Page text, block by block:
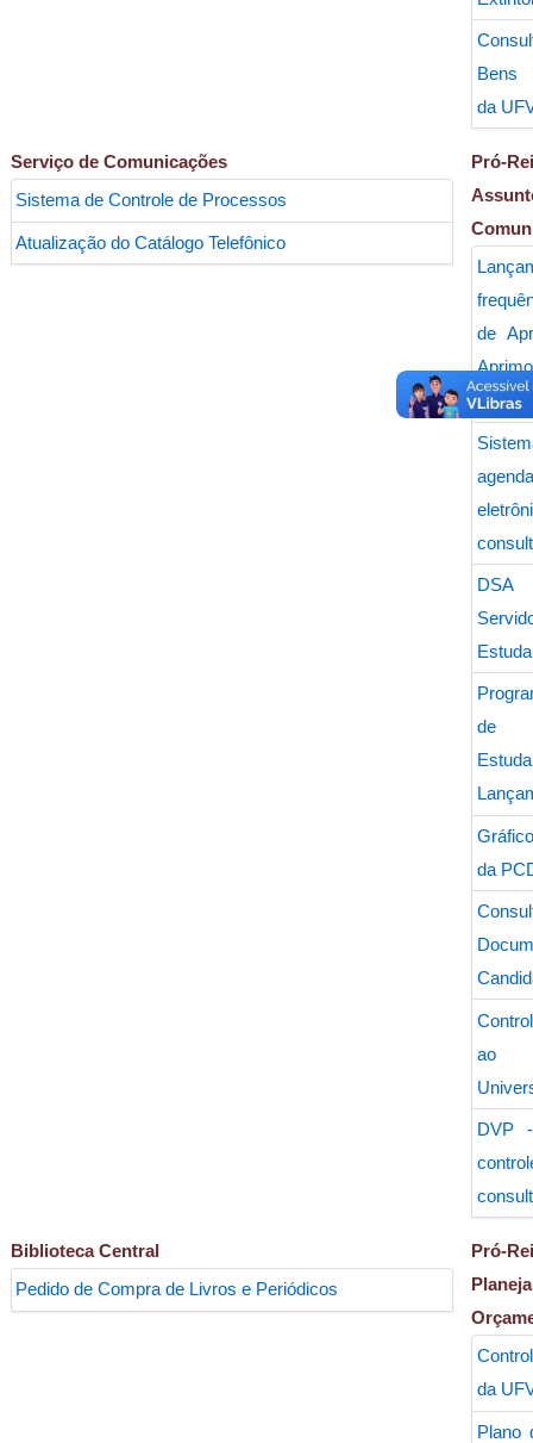
Bens
da
Serviço de Comunicações
Sistema de Controle de Processos
Atualização do Catálogo Telefônico
Pró-
de
DSA
de
da
ao
DVP
Biblioteca Central
Pedido de Compra de Livros e Periódicos
Pró-
da
Plano